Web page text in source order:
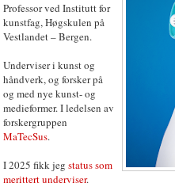
Professor ved Institutt for
kunstfag, Høgskulen på
Vestlandet – Bergen.
Underviser i kunst og
håndverk, og forsker på
og med nye kunst- og
medieformer. I ledelsen av
forskergruppen
MaTecSus.
I 2025 fikk jeg status som
merittert underviser.